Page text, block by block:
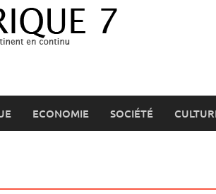
ECONOMIE SOCIÉTÉ